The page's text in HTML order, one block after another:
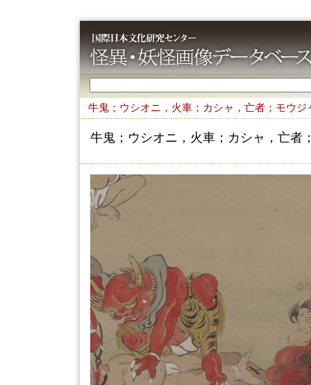
牛鬼；ウシオニ，火車；カシャ，亡者；モウジ
牛鬼；ウシオニ，火車；カシャ，亡者